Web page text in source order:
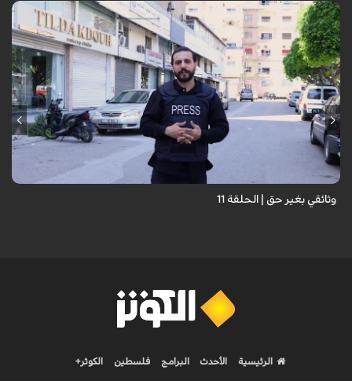
وثائقي بغير حق | الحلقة 11
الرئيسية الأحدث البرامج فلسطين الكوثر+